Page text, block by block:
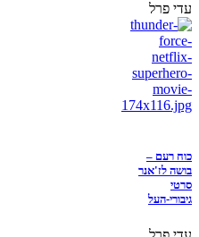
עדי פרל
כוח רעם –
בושה לז'אנר
סרטי
גיבורי-העל